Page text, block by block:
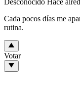
Desconocido Hace
Cada pocos días me
rutina.
Votar